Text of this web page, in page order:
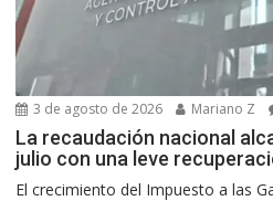
3 de agosto de 2026 Mariano Z
La recaudación nacional
julio con una leve
El crecimiento del Impuesto a las